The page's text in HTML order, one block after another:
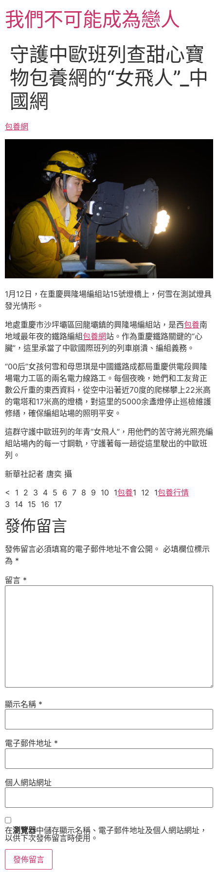
至
主我們不可能成為戀人
守護中歐班列查甜心寶
物包養網的“女飛人”_中
國網
包養網
1月12日，在重慶興隆場編組站15號燈橋上，何雪在測試燈具
發光情形。
地處重慶市沙坪壩區回龍壩鎮的興隆場編組站，是西包養南
地域最年夜的鐵路編組包養網站。作為重慶鐵路關鍵的“心
臟”，這里承當了中歐國際班列的列車崩潰、編組義務。
“00后”女孩何雪和母思琪是中國鐵路成都局重慶供電段興隆
場電力工區的兩名電力線路工。每個夜晚，她們和工友背正
數公斤重的東西資料，從空中沿著近70度的爬梯攀上22米高
的電塔和17米高的燈橋，對這里的5000余盞燈停止巡檢維護
修繕，確保編組站場的照明平安。
這群守護中歐班列的年青“女飛人”，用他們的苦守將光照亮編
組站場內的每一寸鋼軌，守護著每一趟從這里駛出的中歐班
列。
新華社記者 唐奕 攝
< 1 2 3 4 5 6 7 8 9 10 1包養1 12 1包養行情
3 14 15 16 17
發佈留言
發佈留言必須填寫的電子郵件地址不會公開。 必填欄位標示
為 *
留言 *
顯示名稱 *
電子郵件地址 *
個人網站網址
在瀏覽器中儲存顯示名稱、電子郵件地址及個人網站網址，
以供下次發佈留言時使用。